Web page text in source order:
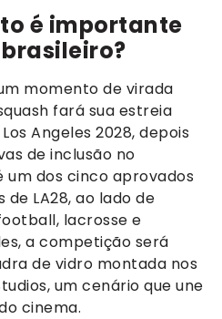
é importante
momento de virada
fará sua estreia
Angeles 2028, depois
de inclusão no
dos cinco aprovados
de LA28, ao lado de
lacrosse e
a competição será
de vidro montada nos
um cenário que une
cinema.